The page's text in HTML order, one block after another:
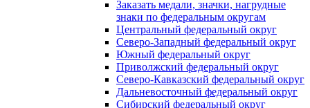
Заказать медали, значки, нагрудные
знаки по федеральным округам
Центральный федеральный округ
Северо-Западный федеральный округ
Южный федеральный округ
Приволжский федеральный округ
Северо-Кавказский федеральный округ
Дальневосточный федеральный округ
Сибирский федеральный округ